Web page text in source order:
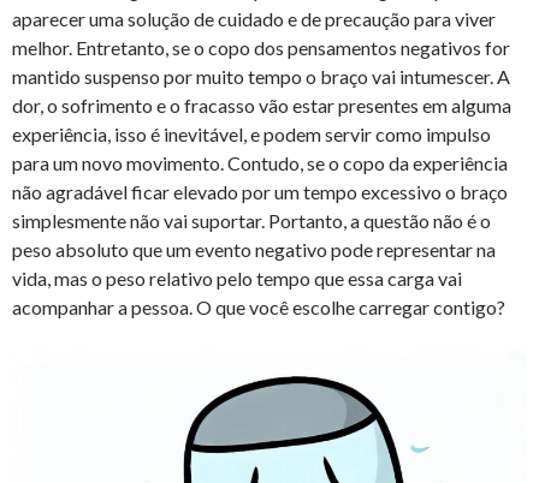
aparecer uma solução de cuidado e de precaução para viver
melhor. Entretanto, se o copo dos pensamentos negativos for
mantido suspenso por muito tempo o braço vai intumescer. A
dor, o sofrimento e o fracasso vão estar presentes em alguma
experiência, isso é inevitável, e podem servir como impulso
para um novo movimento. Contudo, se o copo da experiência
não agradável ficar elevado por um tempo excessivo o braço
simplesmente não vai suportar. Portanto, a questão não é o
peso absoluto que um evento negativo pode representar na
vida, mas o peso relativo pelo tempo que essa carga vai
acompanhar a pessoa. O que você escolhe carregar contigo?